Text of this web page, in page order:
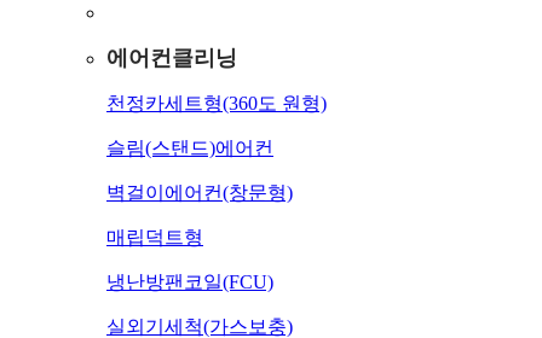
에어컨클리닝
천정카세트형(360도 원형)
슬림(스탠드)에어컨
벽걸이에어컨(창문형)
매립덕트형
냉난방팬코일(FCU)
실외기세척(가스보충)